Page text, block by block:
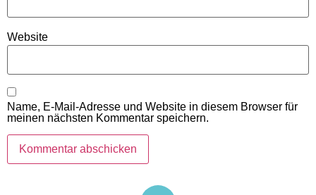
Website
Name, E-Mail-Adresse und Website in diesem Browser für
meinen nächsten Kommentar speichern.